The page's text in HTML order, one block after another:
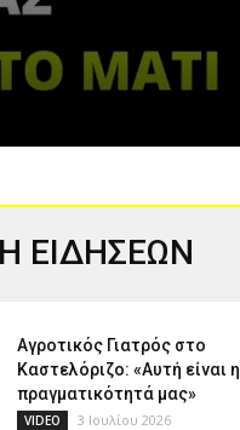
ΕΙΔΗΣΕΩΝ
Αγροτικός Γιατρός στο
Καστελόριζο: «Αυτή είναι η
πραγματικότητά μας»
VIDEO 3 Ιουλίου 2026